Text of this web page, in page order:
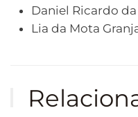
Daniel Ricardo
Lia da Mota